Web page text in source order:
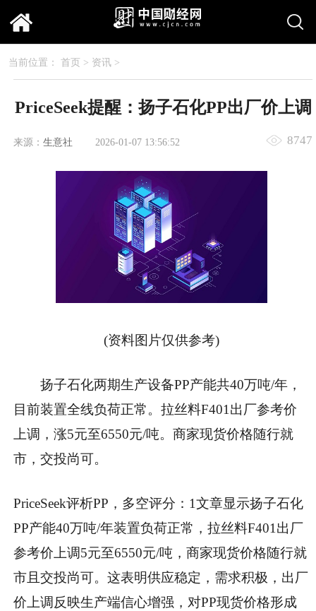
当前位置： 首页 > 资讯>
PriceSeek提醒：扬子石化PP出厂价上调
来源： 生意社 2026-01-07 13:56:52 8747
(资料图片仅供参考)
扬子石化两期生产设备PP产能共40万吨/年，
目前装置全线负荷正常。拉丝料F401出厂参考价
上调，涨5元至6550元/吨。商家现货价格随行就
市，交投尚可。
PriceSeek评析PP，多空评分：1文章显示扬子石化
PP产能40万吨/年装置负荷正常，拉丝料F401出厂
参考价上调5元至6550元/吨，商家现货价格随行就
市且交投尚可。这表明供应稳定，需求积极，出厂
价上调反映生产端信心增强，对PP现货价格形成